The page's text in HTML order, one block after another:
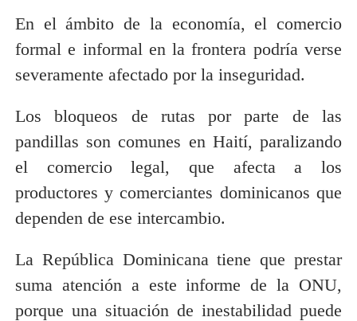
En el ámbito de la economía, el comercio
formal e informal en la frontera podría verse
severamente afectado por la inseguridad.
Los bloqueos de rutas por parte de las
pandillas son comunes en Haití, paralizando
el comercio legal, que afecta a los
productores y comerciantes dominicanos que
dependen de ese intercambio.
La República Dominicana tiene que prestar
suma atención a este informe de la ONU,
porque una situación de inestabilidad puede